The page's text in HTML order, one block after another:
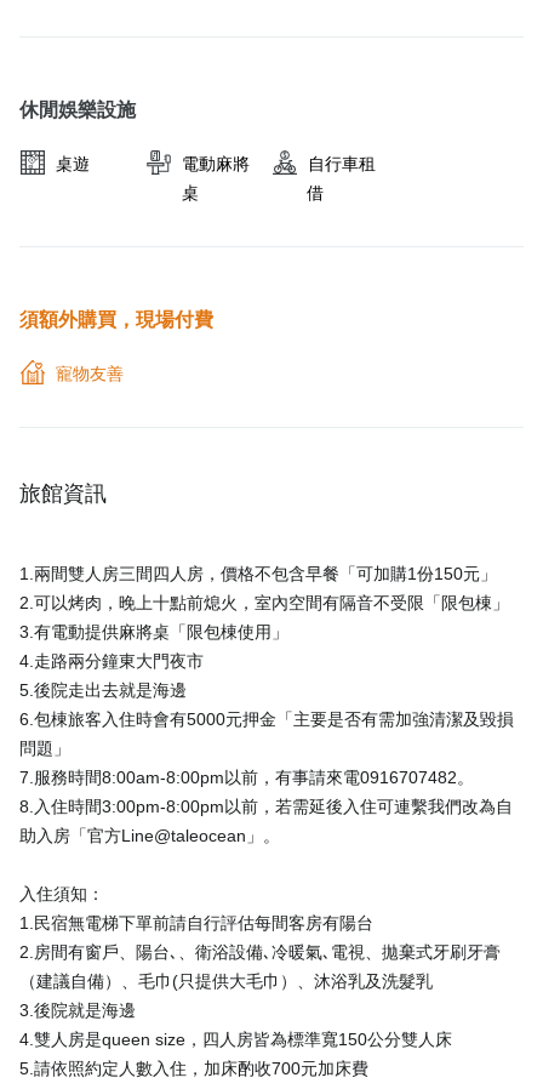
休閒娛樂設施
桌遊
電動麻將
桌
自行車租
借
須額外購買，現場付費
寵物友善
旅館資訊
1.兩間雙人房三間四人房，價格不包含早餐「可加購1份150元」
2.可以烤肉，晚上十點前熄火，室內空間有隔音不受限「限包棟」
3.有電動提供麻將桌「限包棟使用」
4.走路兩分鐘東大門夜市
5.後院走出去就是海邊
6.包棟旅客入住時會有5000元押金「主要是否有需加強清潔及毀損
問題」
7.服務時間8:00am-8:00pm以前，有事請來電0916707482。
8.入住時間3:00pm-8:00pm以前，若需延後入住可連繫我們改為自
助入房「官方Line@taleocean」。
入住須知：
1.民宿無電梯下單前請自行評估每間客房有陽台
2.房間有窗戶、陽台､、衛浴設備､冷暖氣､電視、拋棄式牙刷牙膏
（建議自備）、毛巾(只提供大毛巾）、沐浴乳及洗髮乳
3.後院就是海邊
4.雙人房是queen size，四人房皆為標準寬150公分雙人床
5.請依照約定人數入住，加床酌收700元加床費